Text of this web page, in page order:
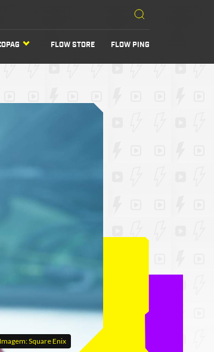
FLOW STORE FLOW PING
Imagem: Square Enix